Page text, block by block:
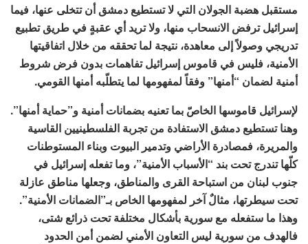
مستقبل هضبة الجولان التي لا تستطيع دمشق أن تتخلى عنها، فيما
إسرائيل ترفض الانسحاب منها، ولا تريد أي عقبةٍ في طريق تطبيع
تدريجي وصولاً إلى معاهدة، نتيجة لما تحققه من خلال اتفاقيتها
الأمنية، فليس في قاموس إسرائيل تفاهمات بدون فرض شروط
أمنية لضمان “أمنها” وفقاً لمفهومها لما يتطلّبه أمنها القومي.
لإسرائيل قاموسها الخاصّ بما تعنيه بضمانات أمنية و”حماية أمنها”.
وهنا تستطيع دمشق الاستفادة من تجربة الفلسطينيين القاسية
والمريرة، فمصادرة الأراضي وتدمير البيوت وبناء المستوطنات
كلّها تندرج تحت بند “الأسباب الأمنية”، وما تفعله إسرائيل في
جنوب لبنان من استباحة القرى والمناطق، وجعلها مناطق عازلة
تحت سيطرتها، مثالٌ آخر لمفهومها الخاص بـ”الضمانات الأمنية”.
وهذا ما ستفعله مع سورية بأشكال مختلفة تحت ذرائع شتى،
فالهدف من سورية ليس التعاون الأمني لضمن أمن الحدود